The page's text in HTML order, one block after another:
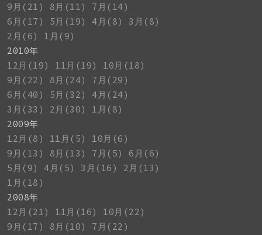
9月(21)
8月(11)
7月(14)
6月(17)
5月(19) 4月(8)
3月(8)
2月(6)
1月(9)
2010年
12月(19)
11月(19)
10月(18)
9月(22)
8月(24)
7月(29)
6月(40)
5月(32)
4月(24)
3月(33)
2月(30)
1月(8)
2009年
12月(8)
11月(5)
10月(6)
9月(13)
8月(13) 7月(5)
6月(6)
5月(9)
4月(5) 3月(16)
2月(13)
1月(18)
2008年
12月(21)
11月(16)
10月(22)
9月(17)
8月(10)
7月(22)